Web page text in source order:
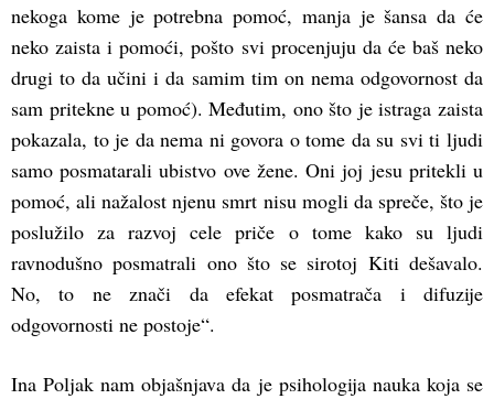
nekoga kome je potrebna pomoć, manja je šansa da će
neko zaista i pomoći, pošto svi procenjuju da će baš neko
drugi to da učini i da samim tim on nema odgovornost da
sam pritekne u pomoć). Međutim, ono što je istraga zaista
pokazala, to je da nema ni govora o tome da su svi ti ljudi
samo posmatarali ubistvo ove žene. Oni joj jesu pritekli u
pomoć, ali nažalost njenu smrt nisu mogli da spreče, što je
poslužilo za razvoj cele priče o tome kako su ljudi
ravnodušno posmatrali ono što se sirotoj Kiti dešavalo.
No, to ne znači da efekat posmatrača i difuzije
odgovornosti ne postoje“.
Ina Poljak nam objašnjava da je psihologija nauka koja se